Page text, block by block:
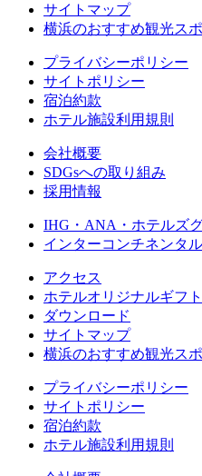
サイトマップ
横浜のおすすめ観光ス
プライバシーポリシー
サイトポリシー
宿泊約款
ホテル施設利用規則
会社概要
SDGsへの取り組み
採用情報
IHG・ANA・ホテルズ
インターコンチネンタ
アクセス
ホテルオリジナルギフト
ダウンロード
サイトマップ
横浜のおすすめ観光ス
プライバシーポリシー
サイトポリシー
宿泊約款
ホテル施設利用規則